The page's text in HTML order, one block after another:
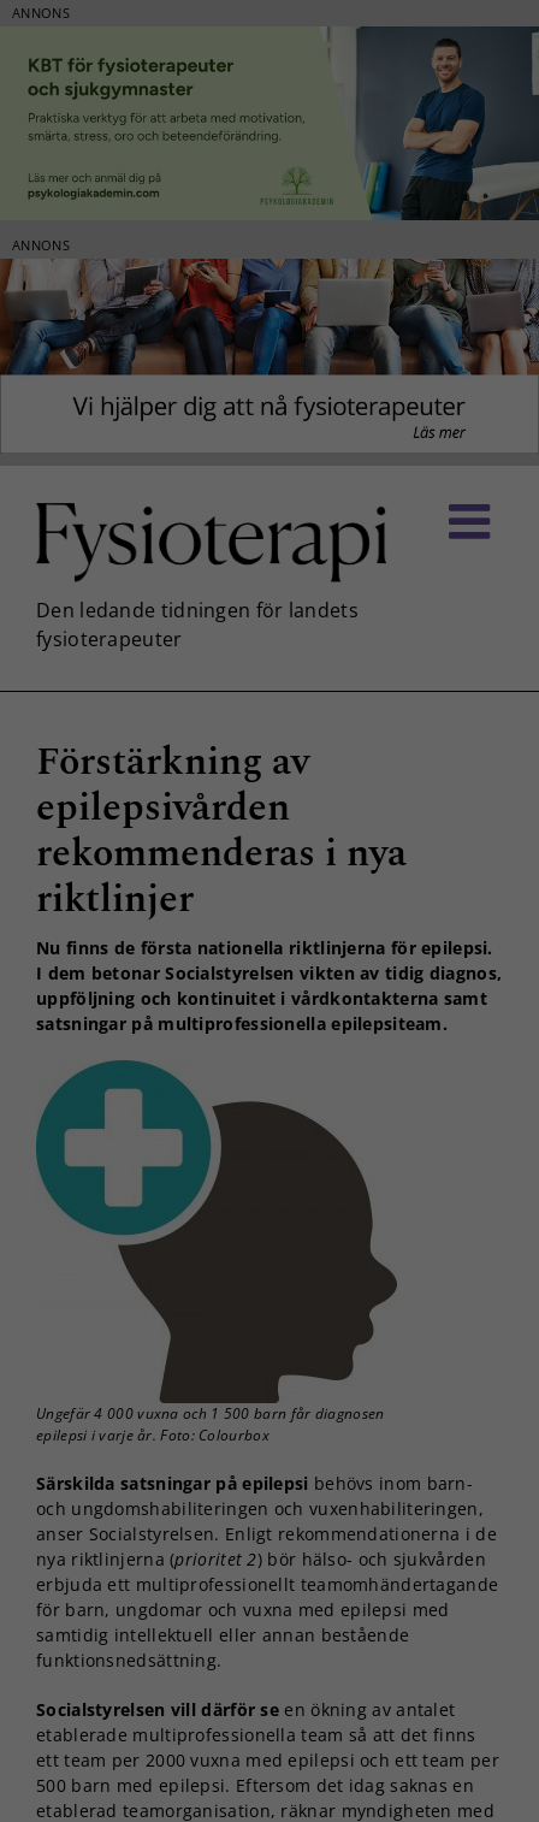
ANNONS
ANNONS
innehållet
Förstärkning av
epilepsivården
rekommenderas i nya
riktlinjer
Nu finns de första nationella riktlinjerna för epilepsi.
I dem betonar Socialstyrelsen vikten av tidig diagnos,
uppföljning och kontinuitet i vårdkontakterna samt
satsningar på multiprofessionella epilepsiteam.
Ungefär 4 000 vuxna och 1 500 barn får diagnosen
epilepsi i varje år. Foto: Colourbox
Särskilda satsningar på epilepsi behövs inom barn-
och ungdomshabiliteringen och vuxenhabiliteringen,
anser Socialstyrelsen. Enligt rekommendationerna i de
nya riktlinjerna (prioritet 2) bör hälso- och sjukvården
erbjuda ett multiprofessionellt teamomhändertagande
för barn, ungdomar och vuxna med epilepsi med
samtidig intellektuell eller annan bestående
funktionsnedsättning.
Socialstyrelsen vill därför se en ökning av antalet
etablerade multiprofessionella team så att det finns
ett team per 2000 vuxna med epilepsi och ett team per
500 barn med epilepsi. Eftersom det idag saknas en
etablerad teamorganisation, räknar myndigheten med